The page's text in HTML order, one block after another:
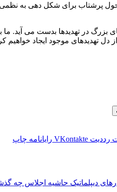
تحول پرشتاب برای شکل دهی به
بزرگ در تهدیدها بدست می آید.
دل تهدیدهای موجود ایجاد خواهیم
‫رددیت ‫VKontakte رایانامه چاپ